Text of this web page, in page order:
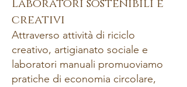
Laboratori sostenibili e
creativi
Attraverso attività di riciclo
creativo, artigianato sociale e
laboratori manuali promuoviamo
pratiche di economia circolare,